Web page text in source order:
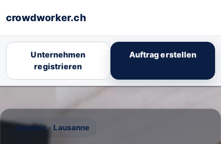
crowdworker.ch
Unternehmen
registrieren
Auftrag erstellen
Schweiz · Lausanne